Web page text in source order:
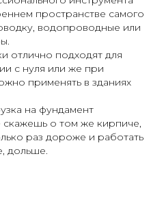
пространстве самого
водопроводные или
отлично подходят для
с нуля или же при
применять в зданиях
на фундамент
скажешь о том же кирпиче,
раз дороже и работать
дольше.